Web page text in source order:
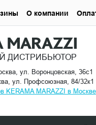
ДИСТРИБЬЮТОР
ул. Воронцовская, 36с1
ул. Профсоюзная, 84/32к1
KERAMA MARAZZI в Москве
О компании